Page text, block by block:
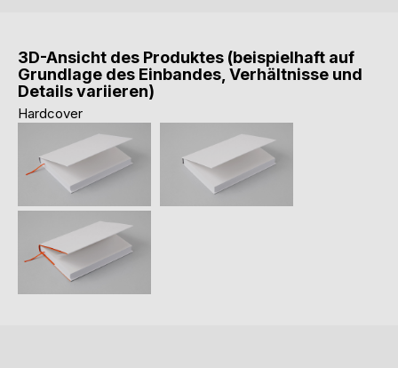
3D-Ansicht des Produktes (beispielhaft auf
Grundlage des Einbandes, Verhältnisse und
Details variieren)
Hardcover